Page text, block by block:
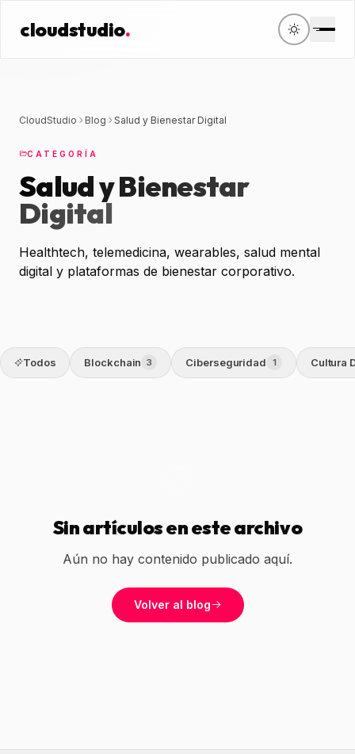
cloudstudio.
Diseño Web
Venta en línea
Posicionamiento
Mantenimiento
CloudStudio
Blog Salud y Bienestar Digital
CATEGORÍA
Salud y Bienestar
Digital
Healthtech, telemedicina, wearables, salud mental
digital y plataformas de bienestar corporativo.
Todos Blockchain 3 Ciberseguridad 1 Cultura
Sin artículos en este archivo
Aún no hay contenido publicado aquí.
Volver al blog